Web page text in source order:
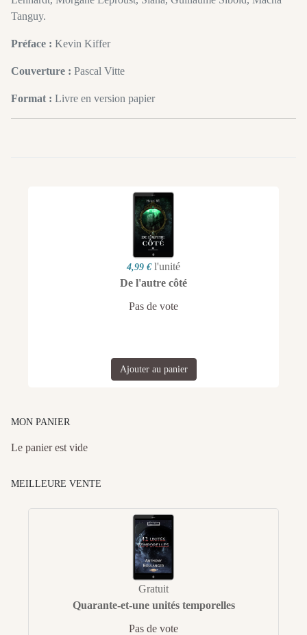
Tanguy.
Préface : Kevin Kiffer
Couverture : Pascal Vitte
Format : Livre en version papier
4,99 € l'unité
De l'autre côté
Pas de vote
Ajouter au panier
MON PANIER
Le panier est vide
MEILLEURE VENTE
Gratuit
Quarante-et-une unités temporelles
Pas de vote